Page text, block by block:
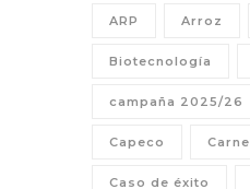
ARP Arroz
Biotecnología
campaña 2025/26
Capeco Carne
Caso de éxito